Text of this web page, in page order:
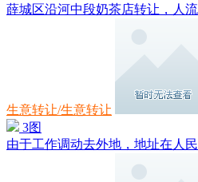
薛城区沿河中段奶茶店转让，人
生意转让/生意转让
3图
由于工作调动去外地，地址在人